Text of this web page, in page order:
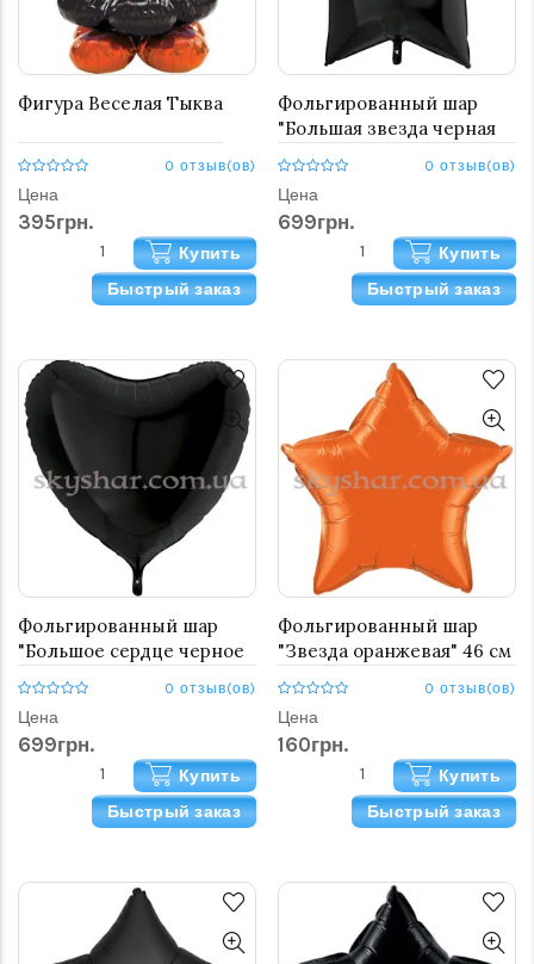
Фигура Веселая Тыква
0 отзыв(ов)
Цена
395грн.
Купить
Быстрый заказ
Фольгированный шар
"Большая звезда черная
90 см"
0 отзыв(ов)
Цена
699грн.
Купить
Быстрый заказ
Фольгированный шар
"Большое сердце черное
90 см"
0 отзыв(ов)
Цена
699грн.
Купить
Быстрый заказ
Фольгированный шар
"Звезда оранжевая" 46 см
0 отзыв(ов)
Цена
160грн.
Купить
Быстрый заказ